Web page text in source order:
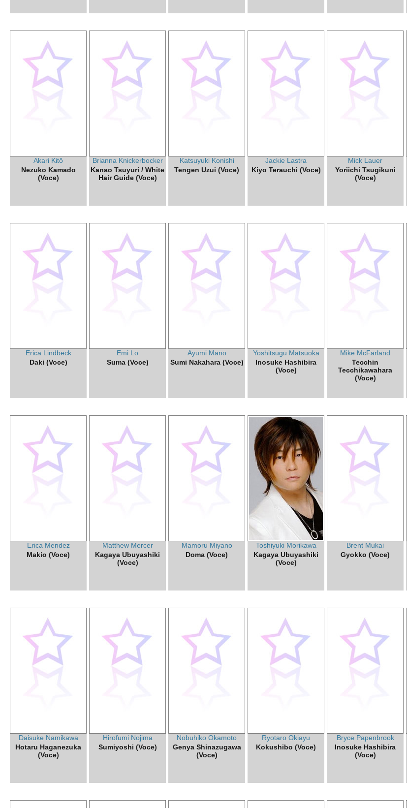
Akari Kitô
Nezuko Kamado
(Voce)
Brianna Knickerbocker
Kanao Tsuyuri / White
Hair Guide (Voce)
Katsuyuki Konishi
Tengen Uzui (Voce)
Jackie Lastra
Kiyo Terauchi (Voce)
Mick Lauer
Yoriichi Tsugikuni
(Voce)
Erica Lindbeck
Daki (Voce)
Emi Lo
Suma (Voce)
Ayumi Mano
Sumi Nakahara (Voce)
Yoshitsugu Matsuoka
Inosuke Hashibira
(Voce)
Mike McFarland
Tecchin
Tecchikawahara
(Voce)
Erica Mendez
Makio (Voce)
Matthew Mercer
Kagaya Ubuyashiki
(Voce)
Mamoru Miyano
Doma (Voce)
Toshiyuki Morikawa
Kagaya Ubuyashiki
(Voce)
Brent Mukai
Gyokko (Voce)
Daisuke Namikawa
Hotaru Haganezuka
(Voce)
Hirofumi Nojima
Sumiyoshi (Voce)
Nobuhiko Okamoto
Genya Shinazugawa
(Voce)
Ryotaro Okiayu
Kokushibo (Voce)
Bryce Papenbrook
Inosuke Hashibira
(Voce)